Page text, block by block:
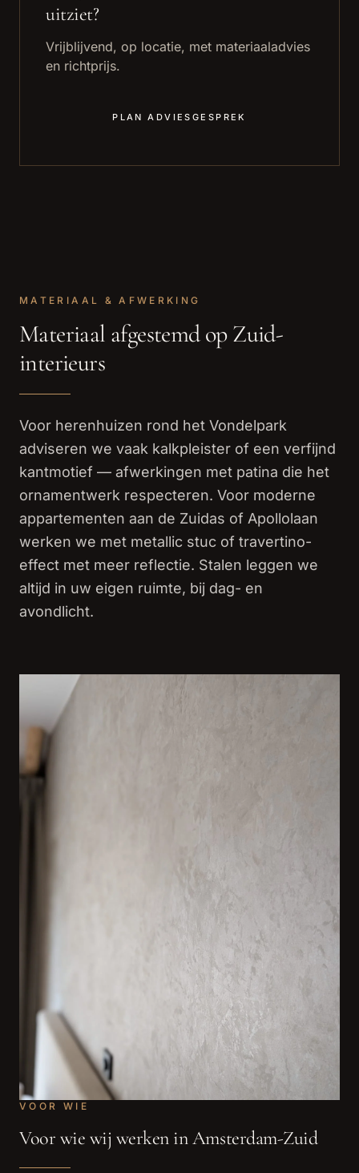
uitziet?
Vrijblijvend, op locatie, met materiaaladvies
en richtprijs.
PLAN ADVIESGESPREK
MATERIAAL & AFWERKING
Materiaal afgestemd op Zuid-
interieurs
Voor herenhuizen rond het Vondelpark
adviseren we vaak kalkpleister of een verfijnd
kantmotief — afwerkingen met patina die het
ornamentwerk respecteren. Voor moderne
appartementen aan de Zuidas of Apollolaan
werken we met metallic stuc of travertino-
effect met meer reflectie. Stalen leggen we
altijd in uw eigen ruimte, bij dag- en
avondlicht.
VOOR WIE
Voor wie wij werken in Amsterdam-Zuid